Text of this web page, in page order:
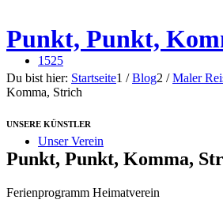
1525
Unser Verein
Punkt, Punkt,
Du bist hier: Startseite1 / Blog2 / Maler
Komma, Strich
UNSERE KÜNSTLER
Punkt, Punkt, Komma,
Ferienprogramm Heimatverein